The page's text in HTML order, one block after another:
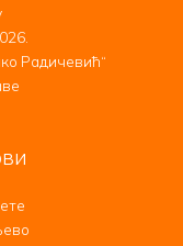
Радичевић“